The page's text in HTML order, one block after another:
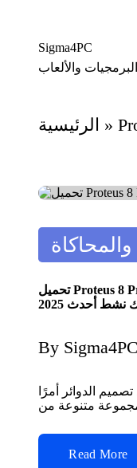
Sigma4PC
والألعاب
الرئيسية »
Posted
in
تحميل Proteus 8 Professional كامل فيديو تثبيت
نشط أحدث 2025
Posted
by
By Sigma4PC
الدوائر أمرًا
Read More